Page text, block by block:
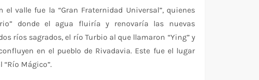
valle fue la “Gran Fraternidad Universal”, quienes
donde el agua fluiría y renovaría las nuevas
ríos sagrados, el río Turbio al que llamaron “Ying” y
en el pueblo de Rivadavia. Este fue el lugar
Mágico”.